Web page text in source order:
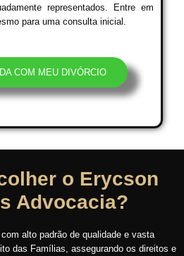
representados. Entre em
para uma consulta inicial.
COM MEU DIVÓRCIO
o Erycson
Advocacia?
alto padrão de qualidade e vasta
das Famílias, assegurando os direitos e